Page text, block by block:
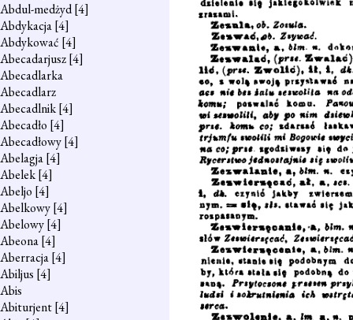
Abdul-medżyd[4]
Abdykacja[4]
Abdykować [4]
Abecadarjusz[4]
Abecadlarka
Abecadlarz
Abecadlnik[4]
Abecadło [4]
Abecadłowy[4]
Abelagja[4]
Abelek[4]
Abeljo [4]
Abelkowy[4]
Abelowy[4]
Abeona[4]
Aberracja[4]
Abiljus [4]
Abis
Abiturjent[4]